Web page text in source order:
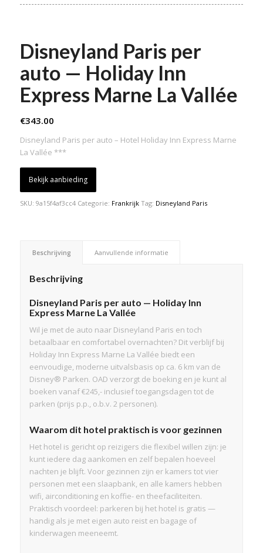
Disneyland Paris per
auto — Holiday Inn
Express Marne La Vallée
€343.00
Disneyland Paris per auto – Hotel Holiday Inn Express Marne
La Vallée ***
Bekijk aanbieding
SKU: 9a15f4af3cc4 Categorie: Frankrijk Tag: Disneyland Paris
Beschrijving Aanvullende informatie
Beschrijving
Disneyland Paris per auto — Holiday Inn
Express Marne La Vallée
Wil je met de auto naar Disneyland Paris en toch
betaalbaar en comfortabel overnachten? Dit verblijf bij
Holiday Inn Express Marne La Vallée biedt een
eenvoudige, moderne uitvalsbasis op ca. 6 km van de
Disney® Parken. OAD verzorgt de boeking en je kunt al
boeken vanaf €245,- inclusief toegangsdagen tot de
parken (prijs p.p., o.b.v. 2 personen).
Waarom dit hotel praktisch is voor gezinnen
Het hotel is gericht op reizigers die flexibel willen zijn: je
kunt iedere dag aankomen en zelf bepalen hoeveel
nachten je blijft. Voor gezinnen zijn er kamers tot vier
personen met een slaapbank, en alle kamers hebben
wifi, airconditioning en koffie- en theefaciliteiten.
Praktisch voordeel: parkeren bij het hotel is gratis —
handig als je met eigen auto reist en bagage of
kinderwagen meeneemt.